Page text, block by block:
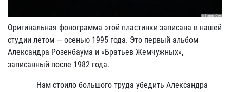
Оригинальная фонограмма этой пластинки записана в нашей
студии летом — осенью 1995 года. Это первый альбом
Александра Розенбаума и «Братьев Жемчужных»,
записанный после 1982 года.
Нам стоило большого труда убедить Александра